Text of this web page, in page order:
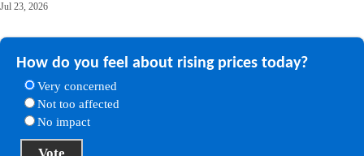
Jul 23, 2026
How do you feel about rising prices today?
Very concerned
Not too affected
No impact